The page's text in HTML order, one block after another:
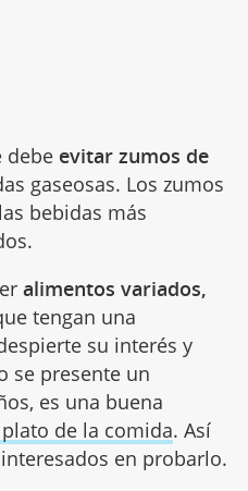
debe evitar zumos de
gaseosas. Los zumos
bebidas más
alimentos variados,
tengan una
su interés y
se presente un
es una buena
de la comida. Así
en probarlo.